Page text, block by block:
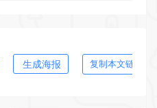
生成海报 复制本文链接